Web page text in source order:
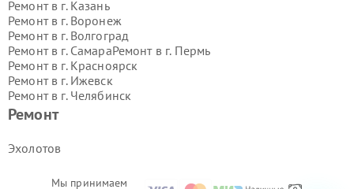
Мы принимаем
Ремонт
Эхолотов
Ремонт в г. Казань
Ремонт в г. Воронеж
Ремонт в г. Волгоград
Ремонт в г. СамараРемонт в г. Пермь
Ремонт в г. Красноярск
Ремонт в г. Ижевск
Ремонт в г. Челябинск
Ремонт в г.
Ремонт в г.
Ремонт в г.
Ремонт в г. Тольятти